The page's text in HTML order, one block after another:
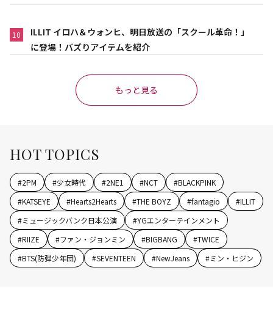
10
ILLIT イロハ＆ウォンヒ、明日放送の「スクール革命！」
に登場！バズりアイテムを紹介
もっと見る
HOT TOPICS
#2PM #少女時代 #2NE1 #NCT #BLACKPINK
#KATSEYE #Hearts2Hearts #THE BOYZ #fantagio #ILLIT
#ミュージックバンク日本公演 #YGエンターテインメント
#RIIZE #ファン・ジョンミン #BIGBANG #TWICE
#BTS(防弾少年団) #SEVENTEEN #NewJeans #ミン・ヒジン